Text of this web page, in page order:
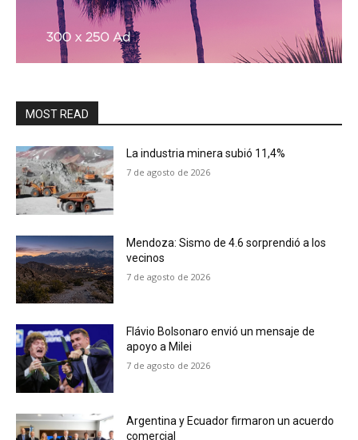
MOST READ
La industria minera subió 11,4%
7 de agosto de 2026
Mendoza: Sismo de 4.6 sorprendió a los
vecinos
7 de agosto de 2026
Flávio Bolsonaro envió un mensaje de
apoyo a Milei
7 de agosto de 2026
Argentina y Ecuador firmaron un acuerdo
comercial